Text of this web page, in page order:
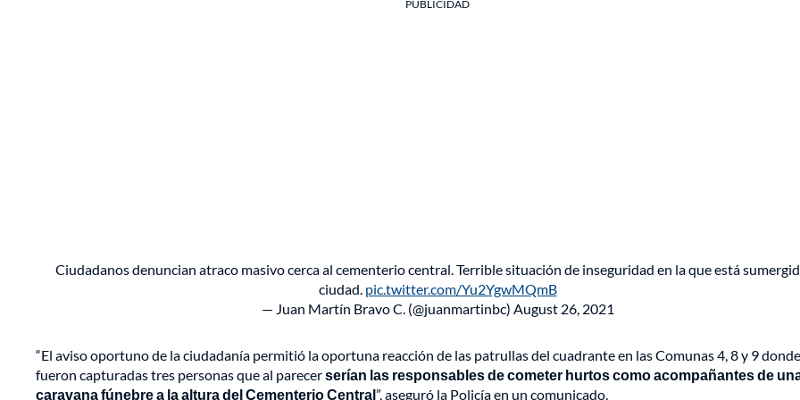
PUBLICIDAD
Ciudadanos denuncian atraco masivo cerca al cementerio central. Terrible situación de inseguridad en la que está
ciudad. pic.twitter.com/Yu2YgwMQmB
— Juan Martín Bravo C. (@juanmartinbc) August 26, 2021
“El aviso oportuno de la ciudadanía permitió la oportuna reacción de las patrullas del cuadrante en las Comunas 4, 8 y 9 donde
fueron capturadas tres personas que al parecerserían las responsables de cometer hurtos como acompañantes de
caravana fúnebre a la altura del Cementerio Central”, aseguró la Policía en un comunicado.